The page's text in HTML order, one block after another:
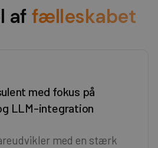
af fælleskabet
med fokus på
LLM-integration
med en stærk